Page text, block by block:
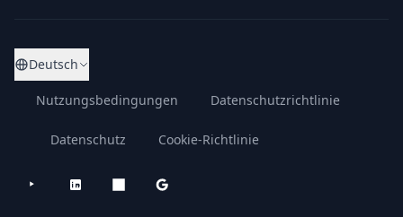
Deutsch
Nutzungsbedingungen Datenschutzrichtlinie
Datenschutz Cookie-Richtlinie